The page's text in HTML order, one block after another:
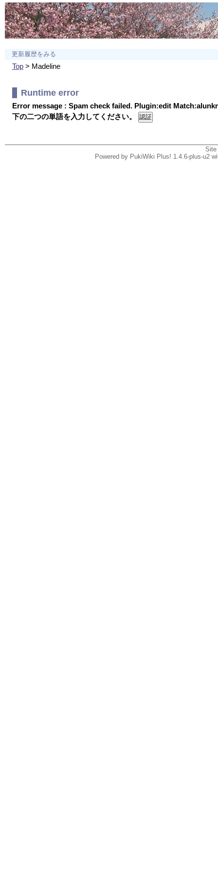
更新履歴をみる
Top> Madeline
Runtime error
Error message : Spam check failed. Plugin:edit
下の二つの単語を入力してください。
Powered by PukiWiki Plus! 1.4.6-plus-u2